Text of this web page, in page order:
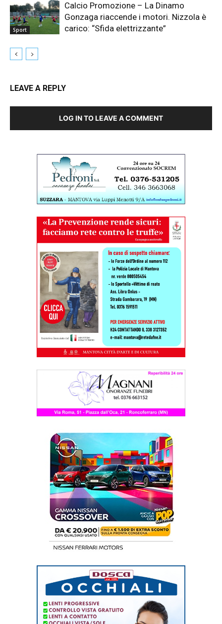
Sport
Calcio Promozione – La Dinamo
Gonzaga riaccende i motori. Nizzola è
carico: “Sfida elettrizzante”
LEAVE A REPLY
LOG IN TO LEAVE A COMMENT